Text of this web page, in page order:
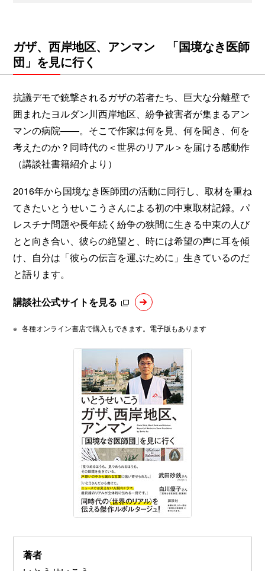
ガザ、西岸地区、アンマン 「国境なき医師
団」を見に行く
抗議デモで銃撃されるガザの若者たち、巨大な分離壁で
囲まれたヨルダン川西岸地区、紛争被害者が集まるアン
マンの病院――。そこで作家は何を見、何を聞き、何を
考えたのか？同時代の＜世界のリアル＞を届ける感動作
（講談社書籍紹介より）
2016年から国境なき医師団の活動に同行し、取材を重ね
てきたいとうせいこうさんによる初の中東取材記録。パ
レスチナ問題や長年続く紛争の狭間に生きる中東の人び
とと向き合い、彼らの絶望と、時には希望の声に耳を傾
け、自分は「彼らの伝言を運ぶために」生きているのだ
と語ります。
講談社公式サイトを見る
※ 各種オンライン書店で購入もできます。電子版もあります
著者